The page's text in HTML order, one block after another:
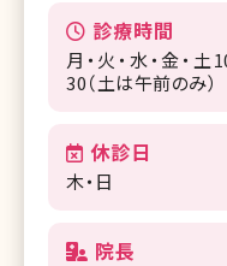
診療時間
月・火・水・金・
30（土は午前のみ）
休診日
木・日
院長